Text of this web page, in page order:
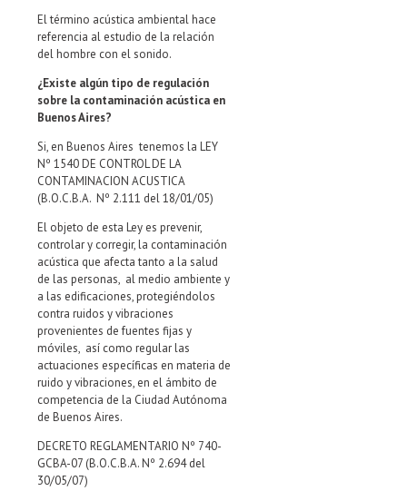
El término acústica ambiental hace
referencia al estudio de la relación
del hombre con el sonido.
¿Existe algún tipo de regulación
sobre la contaminación acústica en
Buenos Aires?
Si, en Buenos Aires tenemos la LEY
Nº 1540 DE CONTROL DE LA
CONTAMINACION ACUSTICA
(B.O.C.B.A. Nº 2.111 del 18/01/05)
El objeto de esta Ley es prevenir,
controlar y corregir, la contaminación
acústica que afecta tanto a la salud
de las personas, al medio ambiente y
a las edificaciones, protegiéndolos
contra ruidos y vibraciones
provenientes de fuentes fijas y
móviles, así como regular las
actuaciones específicas en materia de
ruido y vibraciones, en el ámbito de
competencia de la Ciudad Autónoma
de Buenos Aires.
DECRETO REGLAMENTARIO Nº 740-
GCBA-07 (B.O.C.B.A. Nº 2.694 del
30/05/07)